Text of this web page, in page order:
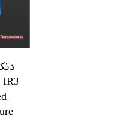
IR3